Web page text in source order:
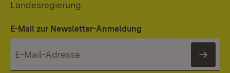
Landesregierung.
E-Mail zur Newsletter-Anmeldung